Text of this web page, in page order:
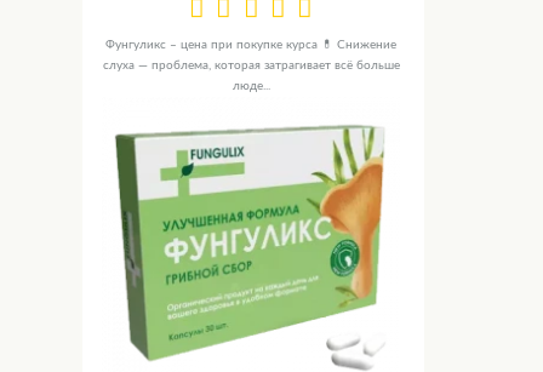
Фунгуликс – цена при покупке курса 💊 Снижение
слуха — проблема, которая затрагивает всё больше
люде...